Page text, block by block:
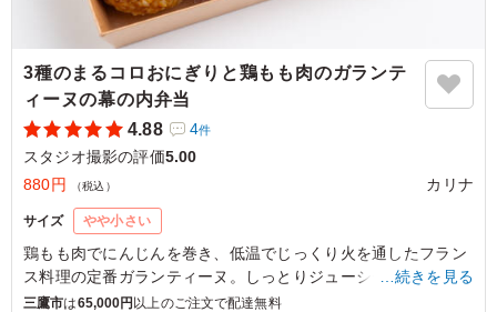
3種のまるコロおにぎりと鶏もも肉のガランテ
ィーヌの幕の内弁当
4.88
4件
スタジオ撮影の評価5.00
880円
（税込） カリナ
サイズ やや小さい
鶏もも肉でにんじんを巻き、低温でじっくり火を通したフラン
ス料理の定番ガランティーヌ。しっとりジューシーな仕上がり
に、オリジナルのトマトソースが爽やかな酸味とコクを添える
…続きを見る
三鷹市は65,000円以上のご注文で配達無料